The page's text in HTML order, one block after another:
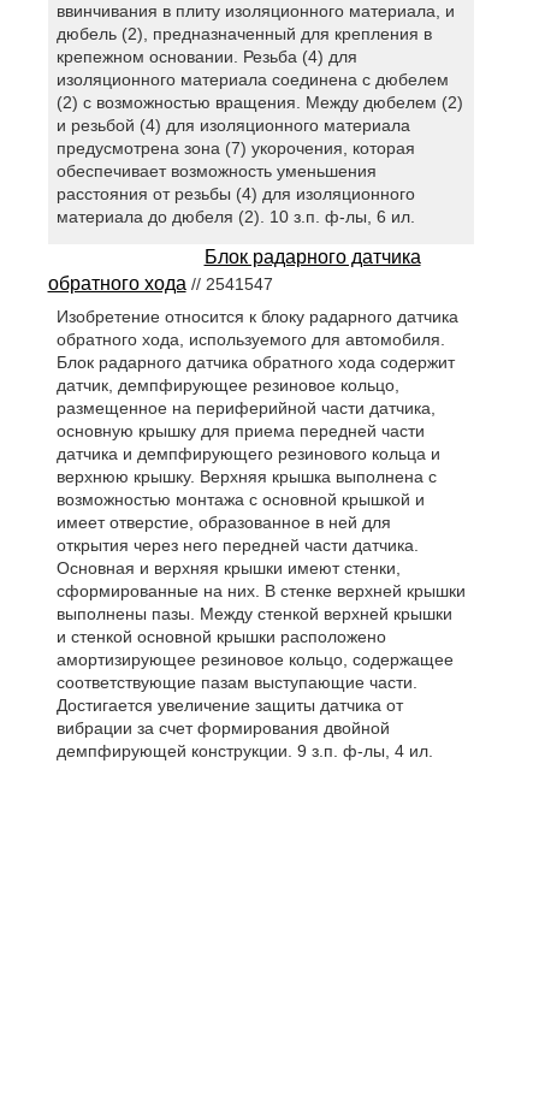
ввинчивания в плиту изоляционного материала, и
дюбель (2), предназначенный для крепления в
крепежном основании. Резьба (4) для
изоляционного материала соединена с дюбелем
(2) с возможностью вращения. Между дюбелем (2)
и резьбой (4) для изоляционного материала
предусмотрена зона (7) укорочения, которая
обеспечивает возможность уменьшения
расстояния от резьбы (4) для изоляционного
материала до дюбеля (2). 10 з.п. ф-лы, 6 ил.
Блок радарного датчика
обратного хода // 2541547
Изобретение относится к блоку радарного датчика
обратного хода, используемого для автомобиля.
Блок радарного датчика обратного хода содержит
датчик, демпфирующее резиновое кольцо,
размещенное на периферийной части датчика,
основную крышку для приема передней части
датчика и демпфирующего резинового кольца и
верхнюю крышку. Верхняя крышка выполнена с
возможностью монтажа с основной крышкой и
имеет отверстие, образованное в ней для
открытия через него передней части датчика.
Основная и верхняя крышки имеют стенки,
сформированные на них. В стенке верхней крышки
выполнены пазы. Между стенкой верхней крышки
и стенкой основной крышки расположено
амортизирующее резиновое кольцо, содержащее
соответствующие пазам выступающие части.
Достигается увеличение защиты датчика от
вибрации за счет формирования двойной
демпфирующей конструкции. 9 з.п. ф-лы, 4 ил.